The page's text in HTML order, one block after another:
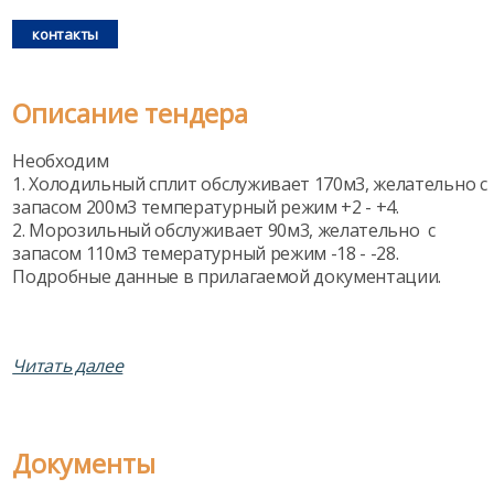
контакты
Описание тендера
Необходим
1. Холодильный сплит обслуживает 170м3, желательно с
запасом 200м3 температурный режим +2 - +4.
2. Морозильный обслуживает 90м3, желательно с
запасом 110м3 темературный режим -18 - -28.
Подробные данные в прилагаемой документации.
Читать далее
Документы